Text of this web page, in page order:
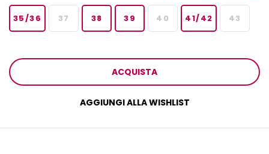
35/36 37 38 39 40 41/42 43
ACQUISTA
AGGIUNGI ALLA WISHLIST